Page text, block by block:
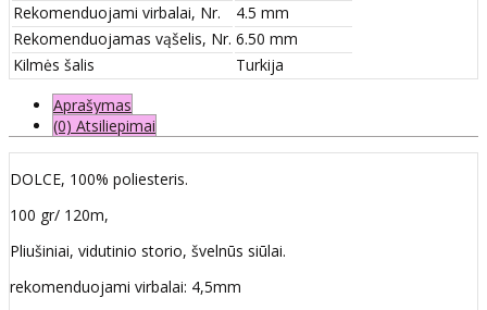
Rekomenduojami virbalai, Nr.
4.5 mm
Rekomenduojamas vąšelis, Nr. 6.50 mm
Kilmės šalis
Turkija
Aprašymas
(0) Atsiliepimai
DOLCE, 100% poliesteris.
100 gr/ 120m,
Pliušiniai, vidutinio storio, švelnūs siūlai.
rekomenduojami virbalai: 4,5mm